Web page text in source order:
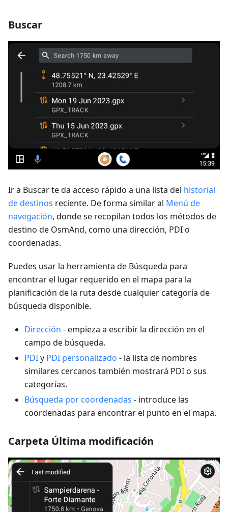
Buscar
Ir a Buscar te da acceso rápido a una lista del historial
de destinos reciente. De forma similar al Menú de
navegación, donde se recopilan todos los métodos de
destino de OsmAnd, como una dirección, PDI o
coordenadas.
Puedes usar la herramienta de Búsqueda para
encontrar el lugar requerido en el mapa para la
planificación de la ruta desde cualquier categoría de
búsqueda disponible.
Dirección - empieza a escribir la dirección en el
campo de búsqueda.
PDIy PDI personalizado - la lista de nombres
similares cercanos también mostrará PDI o sus
categorías.
Búsqueda por coordenadas - introduce las
coordenadas para encontrar el punto en el mapa.
Carpeta Última modificación